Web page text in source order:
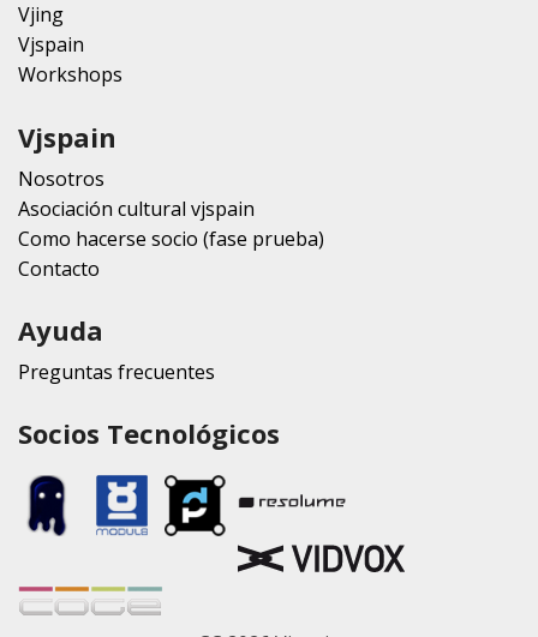
Vjing
Vjspain
Workshops
Vjspain
Nosotros
Asociación cultural vjspain
Como hacerse socio (fase prueba)
Contacto
Ayuda
Preguntas frecuentes
Socios Tecnológicos